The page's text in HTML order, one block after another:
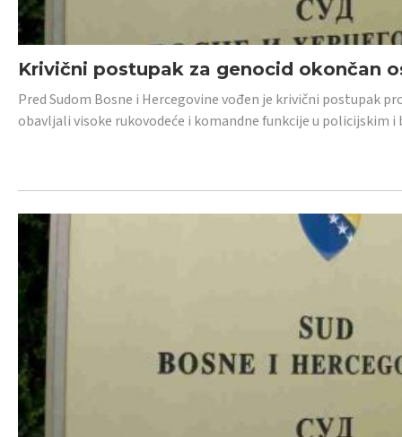
Krivični postupak za genocid okončan
Pred Sudom Bosne i Hercegovine vođen je krivični postupak
obavljali visoke rukovodeće i komandne funkcije u policijskim